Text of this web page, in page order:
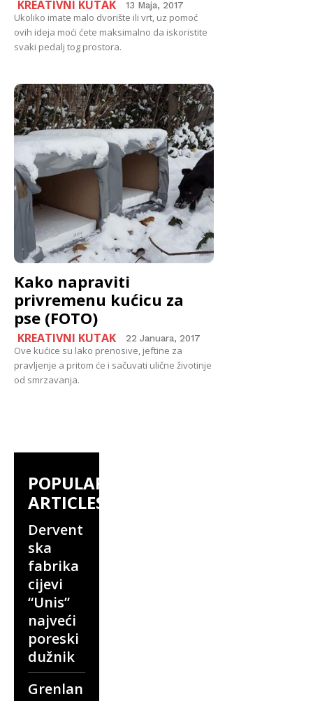
KREATIVNI KUTAK 13 Maja, 2017
Ukoliko imate malo dvorište ili vrt, uz pomoć
ovih ideja moći ćete maksimalno da iskoristite
svaki pedalj tog prostora.
Kako napraviti
privremenu kućicu za
pse (FOTO)
KREATIVNI KUTAK 22 Januara, 2017
Ove kućice su lako prenosive, jeftine za
pravljenje a pritom će i sačuvati ulične životinje
od smrzavanja.
POPULAR
ARTICLES
Dervent
ska
fabrika
cijevi
“Unis”
najveći
poreski
dužnik
Grenlan